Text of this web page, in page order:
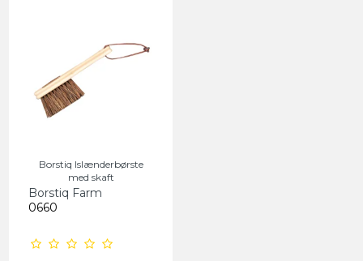
Borstiq Islænderbørste
med skaft
Borstiq Farm
0660